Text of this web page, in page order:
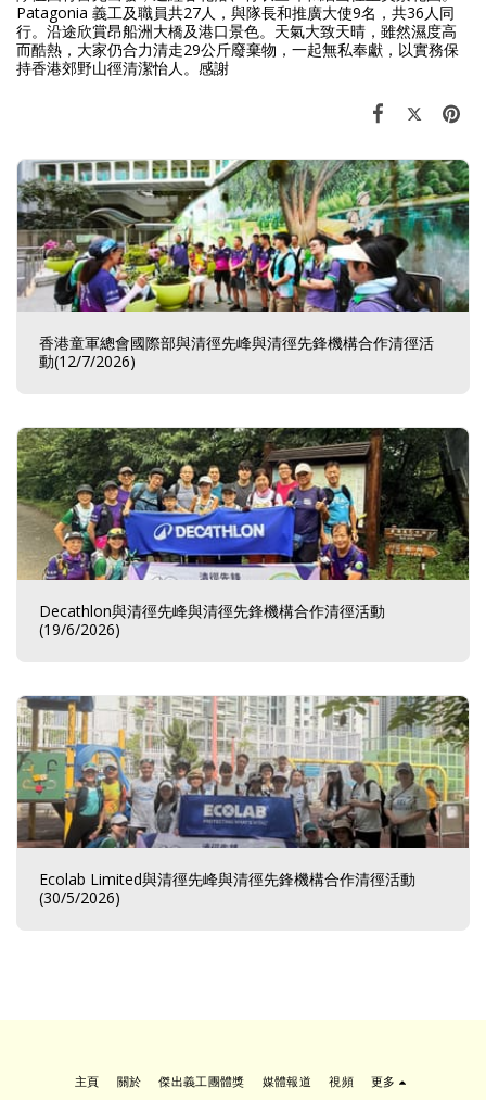
Patagonia 義工及職員共27人，與隊長和推廣大使9名，共36人同
行。沿途欣賞昂船洲大橋及港口景色。天氣大致天晴，雖然濕度高
而酷熱，大家仍合力清走29公斤廢棄物，一起無私奉獻，以實務保
持香港郊野山徑清潔怡人。感謝
香港童軍總會國際部與清徑先峰與清徑先鋒機構合作清徑活
動(12/7/2026)
Decathlon與清徑先峰與清徑先鋒機構合作清徑活動
(19/6/2026)
Ecolab Limited與清徑先峰與清徑先鋒機構合作清徑活動
(30/5/2026)
主頁 關於 傑出義工團體獎 媒體報道 視頻 更多